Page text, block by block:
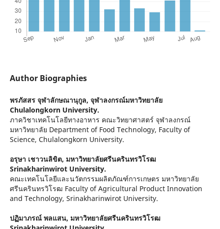
Author Biographies
พรภัสสร จุฬาลักษณานุกูล, จุฬาลงกรณ์มหาวิทยาลัย
Chulalongkorn University.
ภาควิชาเทคโนโลยีทางอาหาร คณะวิทยาศาสตร์ จุฬาลงกรณ์
มหาวิทยาลัย Department of Food Technology, Faculty of
Science, Chulalongkorn University.
อรุษา เชาวนลิขิต, มหาวิทยาลัยศรีนครินทรวิโรฒ
Srinakharinwirot University.
คณะเทคโนโลยีและนวัตกรรมผลิตภัณฑ์การเกษตร มหาวิทยาลัย
ศรีนครินทรวิโรฒ Faculty of Agricultural Product Innovation
and Technology, Srinakharinwirot University.
ปฏิมาภรณ์ พลแสน, มหาวิทยาลัยศรีนครินทรวิโรฒ